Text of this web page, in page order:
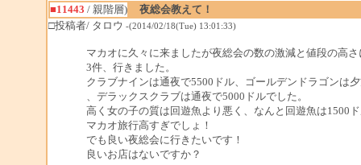
■11443 / 親階層)
夜総会教えて！
□投稿者/ タロウ -(2014/02/18(Tue) 13:01:33)
マカオに久々に来ましたが夜総会の数の激減と値段の高
3件、行きました。
クラブナインは通夜で5500ドル、ゴールデンドラゴンは
、デラックスクラブは通夜で5000ドルでした。
高く女の子の質は回遊魚より悪く、なんと回遊魚は1500
マカオ旅行高すぎでしょ！
でも良い夜総会に行きたいです！
良いお店はないですか？